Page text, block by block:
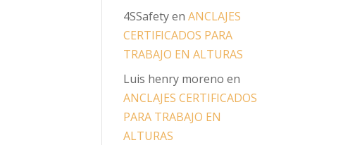
4SSafetyenANCLAJES
CERTIFICADOS PARA
TRABAJO EN ALTURAS
Luis henry moreno en
ANCLAJES CERTIFICADOS
PARA TRABAJO EN
ALTURAS